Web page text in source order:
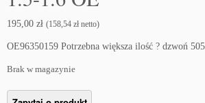
195,00 zł (158,54 zł netto)
OE96350159 Potrzebna większa ilość ? dzwoń
Brak w magazynie